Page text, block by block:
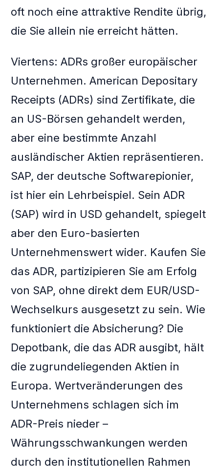
oft noch eine attraktive Rendite übrig,
die Sie allein nie erreicht hätten.
Viertens: ADRs großer europäischer
Unternehmen. American Depositary
Receipts (ADRs) sind Zertifikate, die
an US-Börsen gehandelt werden,
aber eine bestimmte Anzahl
ausländischer Aktien repräsentieren.
SAP, der deutsche Softwarepionier,
ist hier ein Lehrbeispiel. Sein ADR
(SAP) wird in USD gehandelt, spiegelt
aber den Euro-basierten
Unternehmenswert wider. Kaufen Sie
das ADR, partizipieren Sie am Erfolg
von SAP, ohne direkt dem EUR/USD-
Wechselkurs ausgesetzt zu sein. Wie
funktioniert die Absicherung? Die
Depotbank, die das ADR ausgibt, hält
die zugrundeliegenden Aktien in
Europa. Wertveränderungen des
Unternehmens schlagen sich im
ADR-Preis nieder –
Währungsschwankungen werden
durch den institutionellen Rahmen